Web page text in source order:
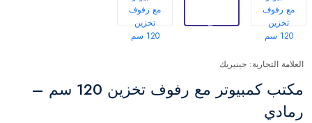
العلامة التجارية: جينيريك
مكتب كمبيوتر مع رفوف تخزين 120 سم –
رمادي